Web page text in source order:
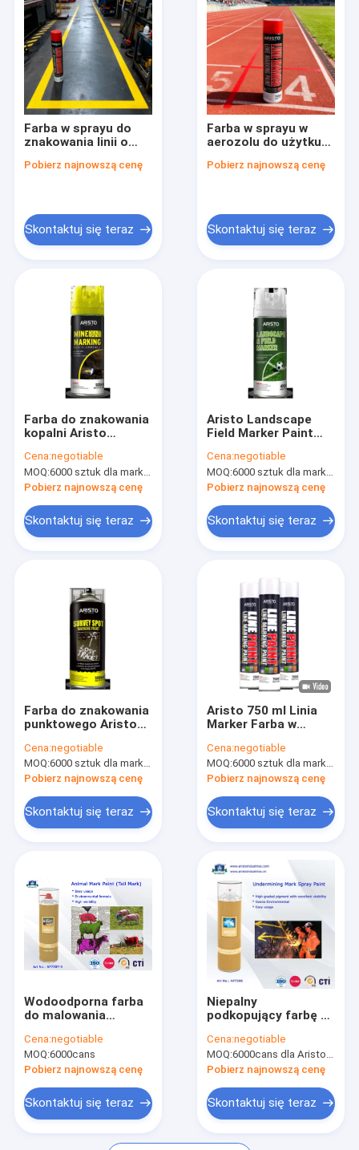
Produkty
O nas
Wycieczka po fabryce
Farba w sprayu z tkaniny
Farba w sprayu Graffiti
Farba akrylowa w sprayu
Przemysłowe smary
Oznaczanie farby w aerozolu
Marker Pen
Farba na bazie wody
Spray do czyszczenia samochodów
Produkty do pielęgnacji samochodów
Spray piankowy PU
Uszczelniacz silikonowy
Uszczelniacz poliuretanowy
produkty do pielęgnacji ciała
Farba w sprayu do
znakowania linii o
wadze brutto 600 g, z
wewnętrznego i
zewnętrznego
Pobierz najnowszą cenę
Skontaktuj się teraz
Farba w sprayu w
aerozolu do użytku
zewnętrznego z
Pobierz najnowszą cenę
Skontaktuj się teraz
Farba do znakowania
kopalni Aristo
marker do
podkopywania
Cena:negotiable
MOQ:6000 sztuk dla marki Aristo, 15000 sztuk dla marki klienta;
Pobierz najnowszą cenę
Skontaktuj się teraz
Aristo Landscape
Field Marker Paint
linii Spray do boiska
sportowego
Cena:negotiable
MOQ:6000 sztuk dla marki Aristo, 15000 sztuk dla marki klienta;
Pobierz najnowszą cenę
Skontaktuj się teraz
Farba do znakowania
punktowego Aristo
żółta niebieska
zielona czerwona
czarna farba do
Cena:negotiable
MOQ:6000 sztuk dla marki Aristo, 15000 sztuk dla marki klienta;
Pobierz najnowszą cenę
Skontaktuj się teraz
Aristo 750 ml Linia
Marker Farba w
linii Farba w sprayu
na drogę
Cena:negotiable
MOQ:6000 sztuk dla marki Aristo, 15000 sztuk dla marki klienta;
Pobierz najnowszą cenę
Skontaktuj się teraz
Wodoodporna farba
do malowania
Cena:negotiable
MOQ:6000cans
Pobierz najnowszą cenę
Skontaktuj się teraz
Niepalny
podkopujący farbę w
Cena:negotiable
MOQ:6000cans dla Aristo, 15000cans dla marki OEM
Pobierz najnowszą cenę
Skontaktuj się teraz